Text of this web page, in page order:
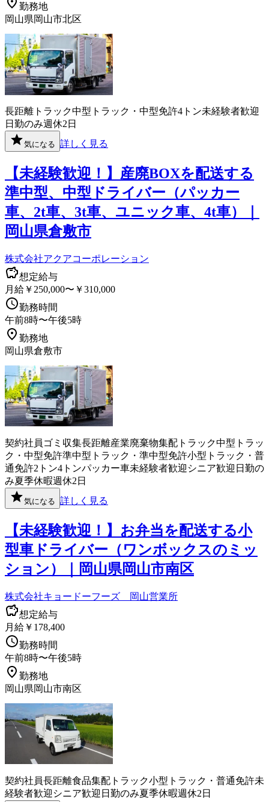
勤務地
岡山県岡山市北区
長距離 トラック中型トラック・中型免許4トン未経験者歓迎
日勤のみ週休2日
気になる 詳しく見る
【未経験歓迎！】産廃BOXを配送する
準中型、中型ドライバー（パッカー
車、2t車、3t車、ユニック車、4t車）｜
岡山県倉敷市
株式会社アクアコーポレーション
想定給与
月給￥250,000〜￥310,000
勤務時間
午前8時〜午後5時
勤務地
岡山県倉敷市
契約社員 ゴミ収集長距離産業廃棄物集配 トラック中型トラッ
ク・中型免許準中型トラック・準中型免許小型トラック・普
通免許2トン4トンパッカー車未経験者歓迎 シニア歓迎 日勤の
み夏季休暇週休2日
気になる 詳しく見る
【未経験歓迎！】お弁当を配送する小
型車ドライバー（ワンボックスのミッ
ション）｜岡山県岡山市南区
株式会社キョードーフーズ 岡山営業所
想定給与
月給￥178,400
勤務時間
午前8時〜午後5時
勤務地
岡山県岡山市南区
契約社員長距離食品集配 トラック小型トラック・普通免許未
経験者歓迎 シニア歓迎 日勤のみ夏季休暇週休2日